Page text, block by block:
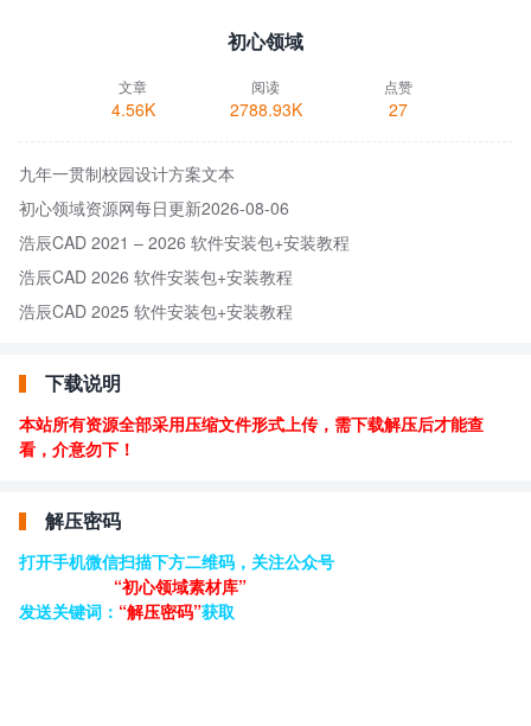
初心领域
文章
4.56K
阅读
2788.93K
点赞
27
九年一贯制校园设计方案文本
初心领域资源网每日更新2026-08-06
浩辰CAD 2021 – 2026 软件安装包+安装教程
浩辰CAD 2026 软件安装包+安装教程
浩辰CAD 2025 软件安装包+安装教程
下载说明
本站所有资源全部采用压缩文件形式上传，需下载解压后才能查
看，介意勿下！
解压密码
打开手机微信扫描下方二维码，关注公众号
“初心领域素材库”
发送关键词： “解压密码”获取